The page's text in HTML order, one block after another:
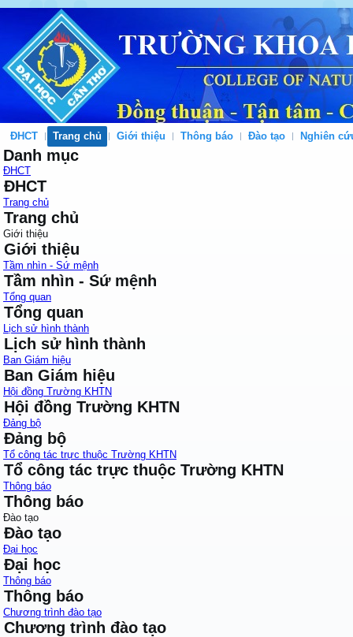
ĐHCT Trang chủ Giới thiệu Thông báo Đào tạo Nghiên
Danh mục
ĐHCT
ĐHCT
Trang chủ
Trang chủ
Giới thiệu
Giới thiệu
Tầm nhìn - Sứ mệnh
Tầm nhìn - Sứ mệnh
Tổng quan
Tổng quan
Lịch sử hình thành
Lịch sử hình thành
Ban Giám hiệu
Ban Giám hiệu
Hội đồng Trường KHTN
Hội đồng Trường KHTN
Đảng bộ
Đảng bộ
Tổ công tác trực thuộc Trường KHTN
Tổ công tác trực thuộc Trường KHTN
Thông báo
Thông báo
Đào tạo
Đào tạo
Đại học
Đại học
Thông báo
Thông báo
Chương trình đào tạo
Chương trình đào tạo